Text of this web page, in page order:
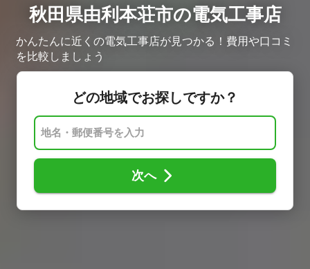
秋田県由利本荘市の電気工事店
かんたんに近くの電気工事店が見つかる！費用や口コミ
を比較しましょう
どの地域でお探しですか？
次へ